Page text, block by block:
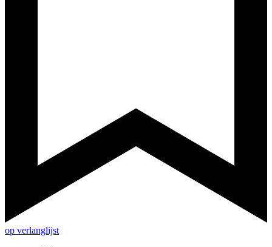
op verlanglijst